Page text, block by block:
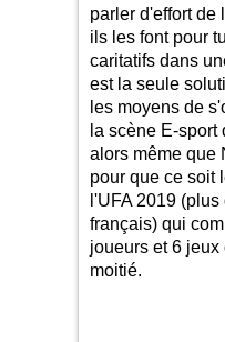
parler d'effort de
ils les font pour
caritatifs dans
est la seule
les moyens de
la scène E-
alors même que
pour que ce soit
l'UFA 2019
français) qui
joueurs et 6 jeux
moitié.